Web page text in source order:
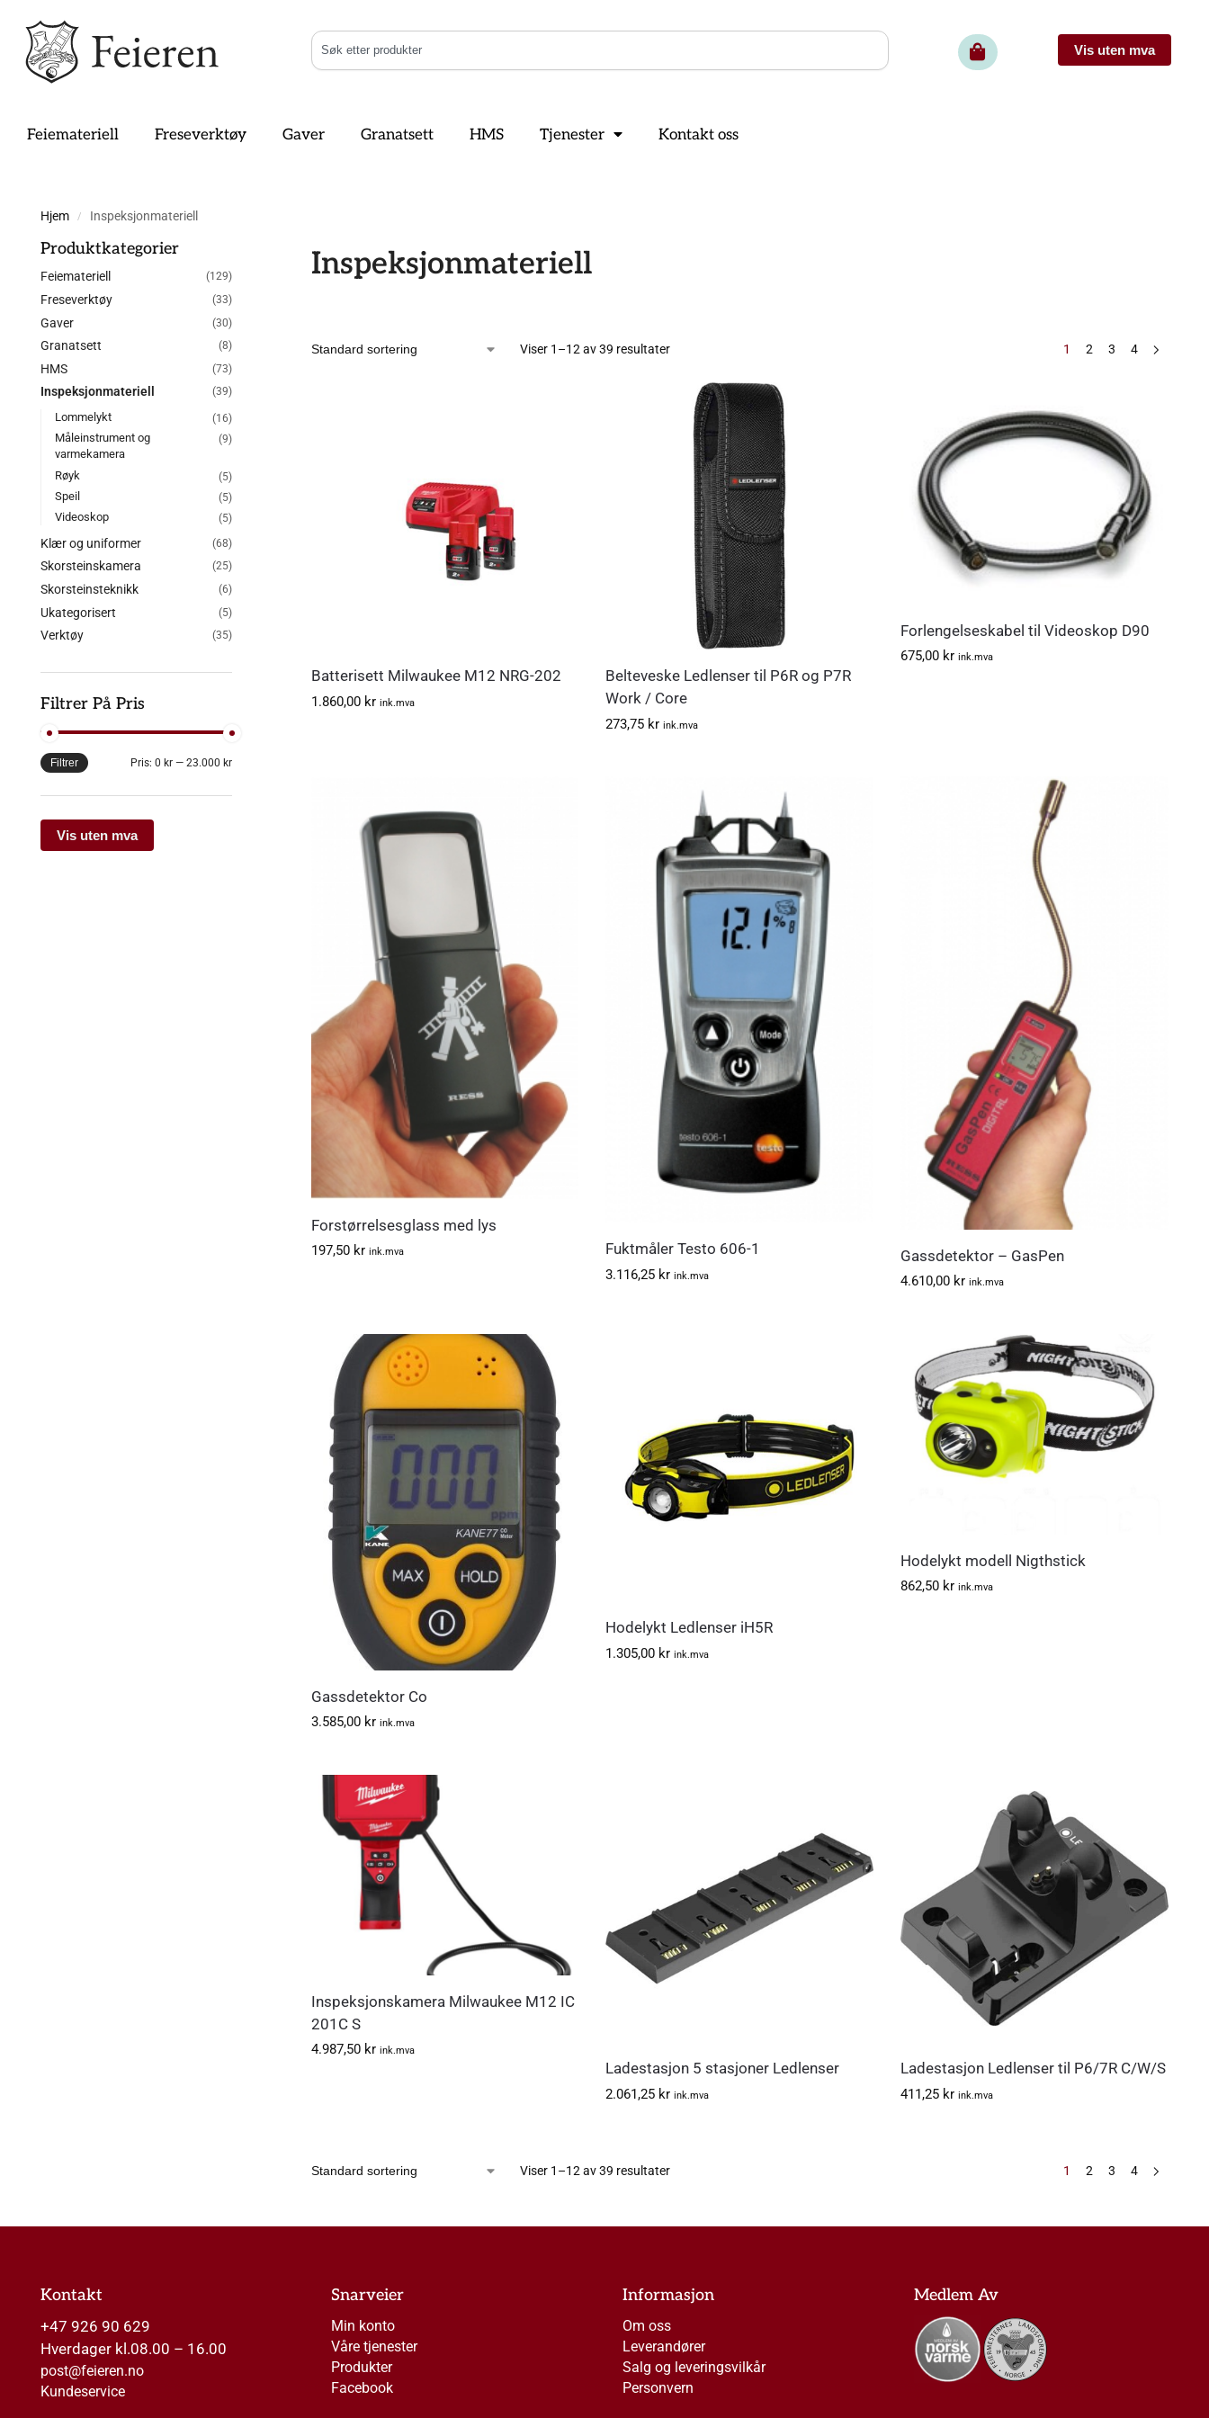
Feiemateriell Freseverktøy Gaver Granatsett HMS Tjenester Kontakt oss
Hjem / Inspeksjonmateriell
Inspeksjonmateriell
Viser 1–12 av 39 resultater 1 2 3 4
Batterisett Milwaukee M12 NRG-202
1.860,00 kr ink.mva
Belteveske Ledlenser til P6R og P7R
Work / Core
273,75 kr ink.mva
Forlengelseskabel til Videoskop D90
675,00 kr ink.mva
Forstørrelsesglass med lys
197,50 kr ink.mva Fuktmåler Testo 606-1
3.116,25 kr ink.mva
Gassdetektor – GasPen
4.610,00 kr ink.mva
Gassdetektor Co
3.585,00 kr ink.mva
Hodelykt Ledlenser iH5R
1.305,00 kr ink.mva
Hodelykt modell Nigthstick
862,50 kr ink.mva
Inspeksjonskamera Milwaukee M12 IC
201C S
4.987,50 kr ink.mva
Ladestasjon 5 stasjoner Ledlenser
2.061,25 kr ink.mva
Ladestasjon Ledlenser til P6/7R C/W/S
411,25 kr ink.mva
Viser 1–12 av 39 resultater 1 2 3 4
Produktkategorier
Feiemateriell (129)
Freseverktøy (33)
Gaver (30)
Granatsett (8)
HMS (73)
Inspeksjonmateriell (39)
Lommelykt (16)
Måleinstrument og
varmekamera
(9)
Røyk (5)
Speil (5)
Videoskop (5)
Klær og uniformer (68)
Skorsteinskamera (25)
Skorsteinsteknikk (6)
Ukategorisert (5)
Verktøy (35)
Filtrer På Pris
Filtrer Pris: 0 kr— 23.000 kr
Kontakt
+47 926 90 629
Hverdager kl.08.00 – 16.00
post@feieren.no
Kundeservice
Snarveier
Min konto
Våre tjenester
Produkter
Facebook
Informasjon
Om oss
Leverandører
Salg og leveringsvilkår
Personvern
Medlem Av